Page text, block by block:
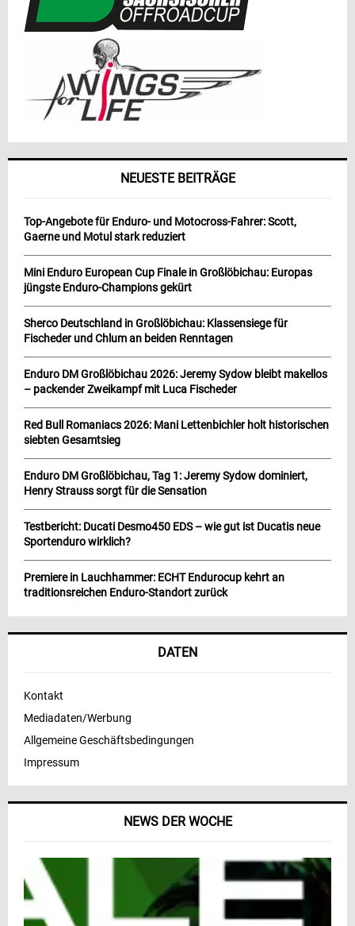
NEWS DER WOCHE
NEUESTE BEITRÄGE
Top-Angebote für Enduro- und Motocross-Fahrer: Scott,
Gaerne und Motul stark reduziert
Mini Enduro European Cup Finale in Großlöbichau: Europas
jüngste Enduro-Champions gekürt
Sherco Deutschland in Großlöbichau: Klassensiege für
Fischeder und Chlum an beiden Renntagen
Enduro DM Großlöbichau 2026: Jeremy Sydow bleibt makellos
– packender Zweikampf mit Luca Fischeder
Red Bull Romaniacs 2026: Mani Lettenbichler holt historischen
siebten Gesamtsieg
Enduro DM Großlöbichau, Tag 1: Jeremy Sydow dominiert,
Henry Strauss sorgt für die Sensation
Testbericht: Ducati Desmo450 EDS – wie gut ist Ducatis neue
Sportenduro wirklich?
Premiere in Lauchhammer: ECHT Endurocup kehrt an
traditionsreichen Enduro-Standort zurück
DATEN
Kontakt
Mediadaten/Werbung
Allgemeine Geschäftsbedingungen
Impressum